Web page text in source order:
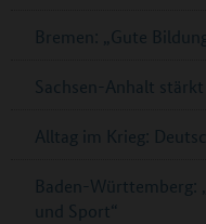
Bremen: „Gute
Sachsen-Anhalt
Alltag im Krieg:
Baden-Württemberg:
und Sport“